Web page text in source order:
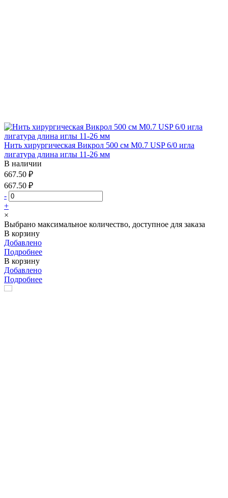
Нить хирургическая Викрол 500 см М0.7 USP 6/0 игла
лигатура длина иглы 11-26 мм
В наличии
667.50 ₽
667.50 ₽
-
+
×
Выбрано максимальное количество, доступное для заказа
В корзину
Добавлено
Подробнее
В корзину
Добавлено
Подробнее